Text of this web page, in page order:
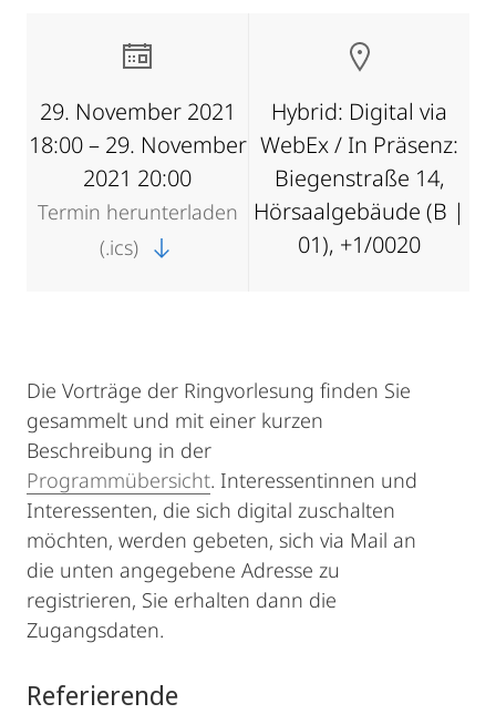
29. November 2021
18:00 – 29. November
2021 20:00
Termin herunterladen
(.ics)
Hybrid: Digital via
WebEx / In Präsenz:
Biegenstraße 14,
Hörsaalgebäude (B |
01), +1/0020
Die Vorträge der Ringvorlesung finden Sie
gesammelt und mit einer kurzen
Beschreibung in der
Programmübersicht. Interessentinnen und
Interessenten, die sich digital zuschalten
möchten, werden gebeten, sich via Mail an
die unten angegebene Adresse zu
registrieren, Sie erhalten dann die
Zugangsdaten.
Referierende